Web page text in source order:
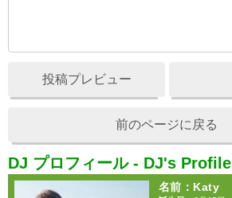
投稿プレビュー
前のページに戻る
DJ プロフィール - DJ's Profile
名前 ：Katy